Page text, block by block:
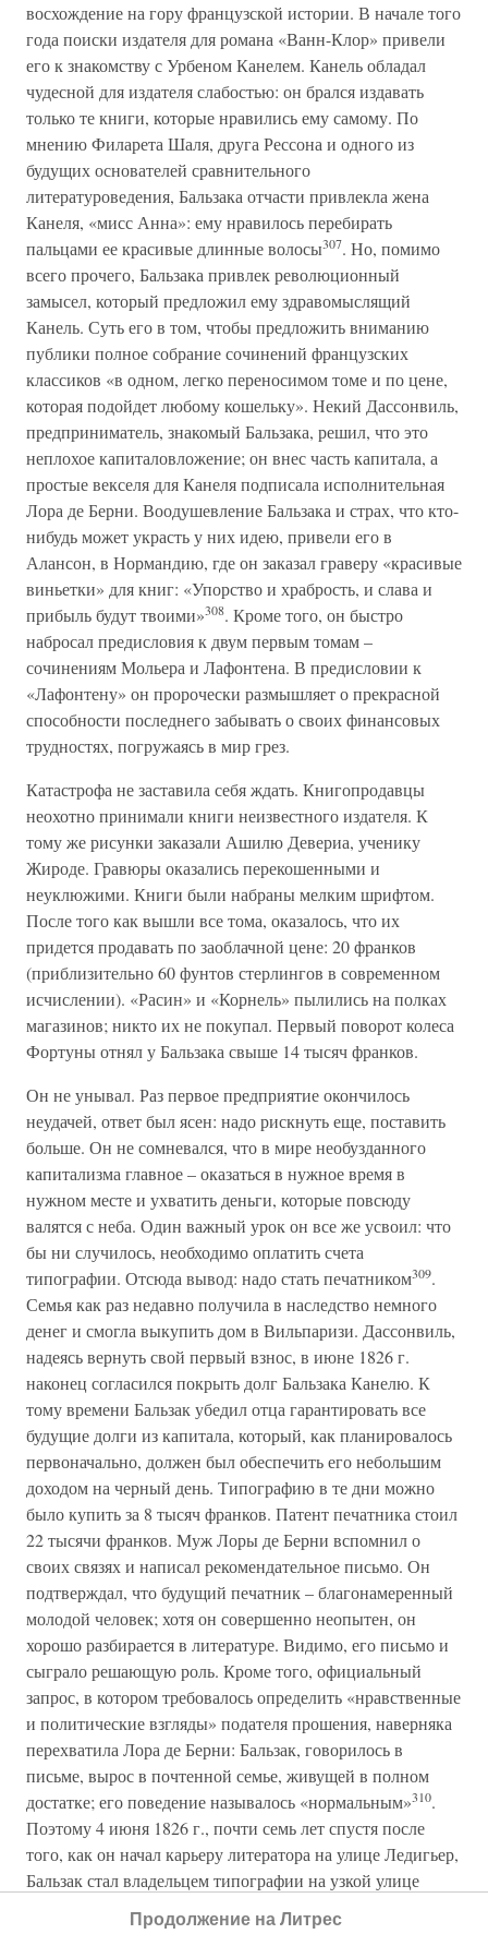
восхождение на гору французской истории. В начале того
года поиски издателя для романа «Ванн-Клор» привели
его к знакомству с Урбеном Канелем. Канель обладал
чудесной для издателя слабостью: он брался издавать
только те книги, которые нравились ему самому. По
мнению Филарета Шаля, друга Рессона и одного из
будущих основателей сравнительного
литературоведения, Бальзака отчасти привлекла жена
Канеля, «мисс Анна»: ему нравилось перебирать
пальцами ее красивые длинные волосы307. Но, помимо
всего прочего, Бальзака привлек революционный
замысел, который предложил ему здравомыслящий
Канель. Суть его в том, чтобы предложить вниманию
публики полное собрание сочинений французских
классиков «в одном, легко переносимом томе и по цене,
которая подойдет любому кошельку». Некий Дассонвиль,
предприниматель, знакомый Бальзака, решил, что это
неплохое капиталовложение; он внес часть капитала, а
простые векселя для Канеля подписала исполнительная
Лора де Берни. Воодушевление Бальзака и страх, что кто-
нибудь может украсть у них идею, привели его в
Алансон, в Нормандию, где он заказал граверу «красивые
виньетки» для книг: «Упорство и храбрость, и слава и
прибыль будут твоими»308. Кроме того, он быстро
набросал предисловия к двум первым томам –
сочинениям Мольера и Лафонтена. В предисловии к
«Лафонтену» он пророчески размышляет о прекрасной
способности последнего забывать о своих финансовых
трудностях, погружаясь в мир грез.
Катастрофа не заставила себя ждать. Книгопродавцы
неохотно принимали книги неизвестного издателя. К
тому же рисунки заказали Ашилю Девериа, ученику
Жироде. Гравюры оказались перекошенными и
неуклюжими. Книги были набраны мелким шрифтом.
После того как вышли все тома, оказалось, что их
придется продавать по заоблачной цене: 20 франков
(приблизительно 60 фунтов стерлингов в современном
исчислении). «Расин» и «Корнель» пылились на полках
магазинов; никто их не покупал. Первый поворот колеса
Фортуны отнял у Бальзака свыше 14 тысяч франков.
Он не унывал. Раз первое предприятие окончилось
неудачей, ответ был ясен: надо рискнуть еще, поставить
больше. Он не сомневался, что в мире необузданного
капитализма главное – оказаться в нужное время в
нужном месте и ухватить деньги, которые повсюду
валятся с неба. Один важный урок он все же усвоил: что
бы ни случилось, необходимо оплатить счета
типографии. Отсюда вывод: надо стать печатником309.
Семья как раз недавно получила в наследство немного
денег и смогла выкупить дом в Вильпаризи. Дассонвиль,
надеясь вернуть свой первый взнос, в июне 1826 г.
наконец согласился покрыть долг Бальзака Канелю. К
тому времени Бальзак убедил отца гарантировать все
будущие долги из капитала, который, как планировалось
первоначально, должен был обеспечить его небольшим
доходом на черный день. Типографию в те дни можно
было купить за 8 тысяч франков. Патент печатника стоил
22 тысячи франков. Муж Лоры де Берни вспомнил о
своих связях и написал рекомендательное письмо. Он
подтверждал, что будущий печатник – благонамеренный
молодой человек; хотя он совершенно неопытен, он
хорошо разбирается в литературе. Видимо, его письмо и
сыграло решающую роль. Кроме того, официальный
запрос, в котором требовалось определить «нравственные
и политические взгляды» подателя прошения, наверняка
перехватила Лора де Берни: Бальзак, говорилось в
письме, вырос в почтенной семье, живущей в полном
достатке; его поведение называлось «нормальным»310.
Поэтому 4 июня 1826 г., почти семь лет спустя после
того, как он начал карьеру литератора на улице Ледигьер,
Бальзак стал владельцем типографии на узкой улице
наборщика по фамилии Барбье, которого сделал своим
Продолжение на Литрес